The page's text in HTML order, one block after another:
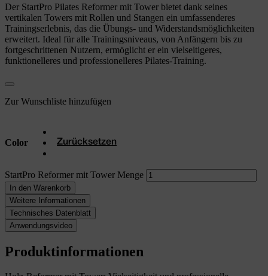
Der StartPro Pilates Reformer mit Tower bietet dank seines
vertikalen Towers mit Rollen und Stangen ein umfassenderes
Trainingserlebnis, das die Übungs- und Widerstandsmöglichkeiten
erweitert. Ideal für alle Trainingsniveaus, von Anfängern bis zu
fortgeschrittenen Nutzern, ermöglicht er ein vielseitigeres,
funktionelleres und professionelleres Pilates-Training.
Zur Wunschliste hinzufügen
Color Zurücksetzen
StartPro Reformer mit Tower Menge
In den Warenkorb
Weitere Informationen
Technisches Datenblatt
Anwendungsvideo
Produktinformationen